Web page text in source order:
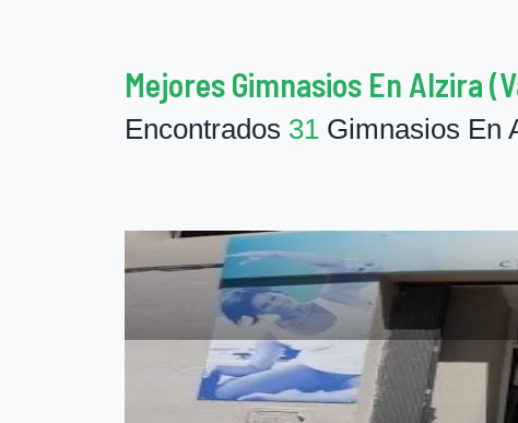
Mejores Gimnasios En Alzira
Encontrados 31 Gimnasios En